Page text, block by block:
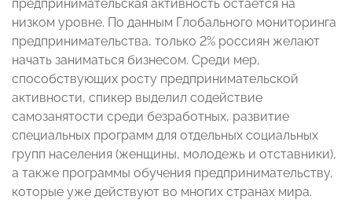
предпринимательская активность остается на
низком уровне. По данным Глобального мониторинга
предпринимательства, только 2% россиян желают
начать заниматься бизнесом. Среди мер,
способствующих росту предпринимательской
активности, спикер выделил содействие
самозанятости среди безработных, развитие
специальных программ для отдельных социальных
групп населения (женщины, молодежь и отставники),
а также программы обучения предпринимательству,
которые уже действуют во многих странах мира.